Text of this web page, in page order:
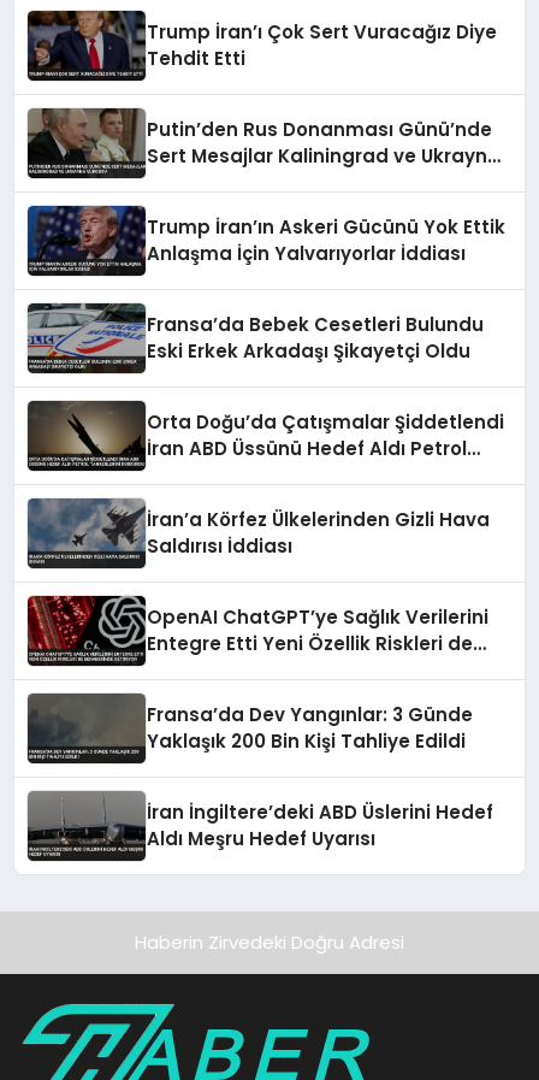
Trump İran’ı Çok Sert Vuracağız Diye
Tehdit Etti
Putin’den Rus Donanması Günü’nde
Sert Mesajlar Kaliningrad ve Ukrayna
Trump İran’ın Askeri Gücünü Yok Ettik
Anlaşma İçin Yalvarıyorlar İddiası
Fransa’da Bebek Cesetleri Bulundu
Eski Erkek Arkadaşı Şikayetçi Oldu
Orta Doğu’da Çatışmalar Şiddetlendi
İran ABD Üssünü Hedef Aldı Petrol
İran’a Körfez Ülkelerinden Gizli Hava
Saldırısı İddiası
OpenAI ChatGPT’ye Sağlık Verilerini
Entegre Etti Yeni Özellik Riskleri de
Fransa’da Dev Yangınlar: 3 Günde
Yaklaşık 200 Bin Kişi Tahliye Edildi
İran İngiltere’deki ABD Üslerini Hedef
Aldı Meşru Hedef Uyarısı
Haberin Zirvedeki Doğru Adresi